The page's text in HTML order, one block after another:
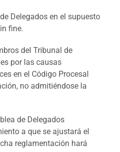
Delegados en el supuesto
fine.
del Tribunal de
por las causas
en el Código Procesal
no admitiéndose la
de Delegados
a que se ajustará el
reglamentación hará